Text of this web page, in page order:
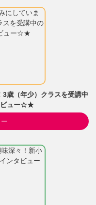
歳（年少）クラスを受講中
ビュー☆★